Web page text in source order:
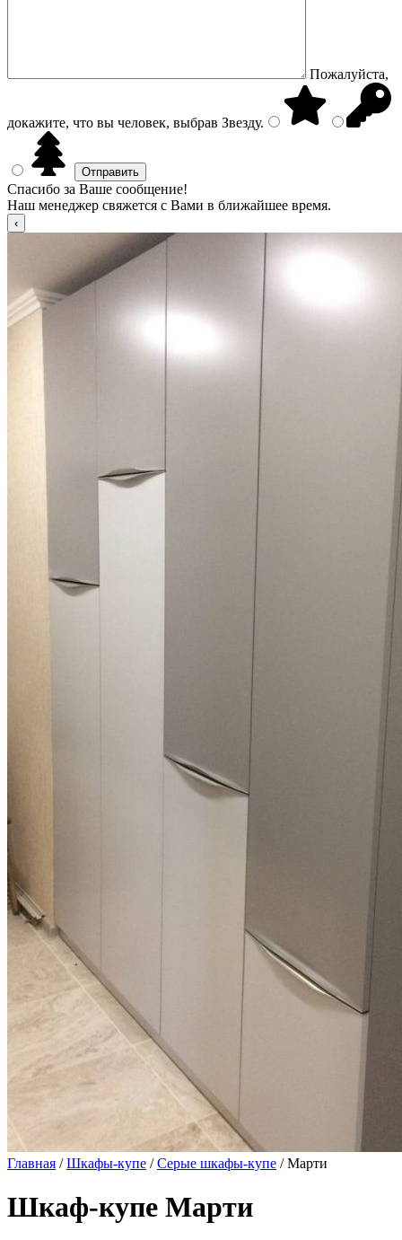
Пожалуйста,
докажите, что вы человек, выбрав Звезду.
Спасибо за Ваше сообщение!
Наш менеджер свяжется с Вами в ближайшее время.
Главная /Шкафы-купе /Серые шкафы-купе / Марти
Шкаф-купе Марти